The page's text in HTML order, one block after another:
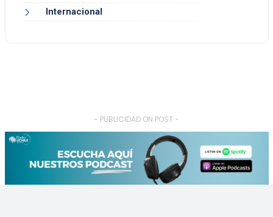
Internacional
- PUBLICIDAD ON POST -